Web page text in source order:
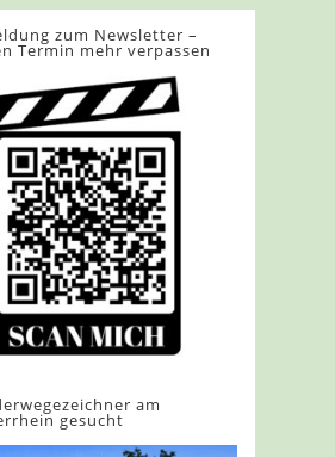
zum Newsletter –
Termin mehr verpassen
am
gesucht